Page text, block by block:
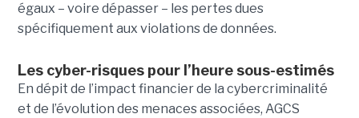
égaux – voire dépasser – les pertes dues
spécifiquement aux violations de données.
Les cyber-risques pour l’heure sous-estimés
En dépit de l’impact financier de la cybercriminalité
et de l’évolution des menaces associées, AGCS